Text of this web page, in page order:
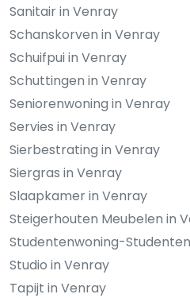
Sanitair in Venray
Schanskorven in Venray
Schuifpui in Venray
Schuttingen in Venray
Seniorenwoning in Venray
Servies in Venray
Sierbestrating in Venray
Siergras in Venray
Slaapkamer in Venray
Steigerhouten Meubelen in
Studentenwoning-
Studio in Venray
Tapijt in Venray